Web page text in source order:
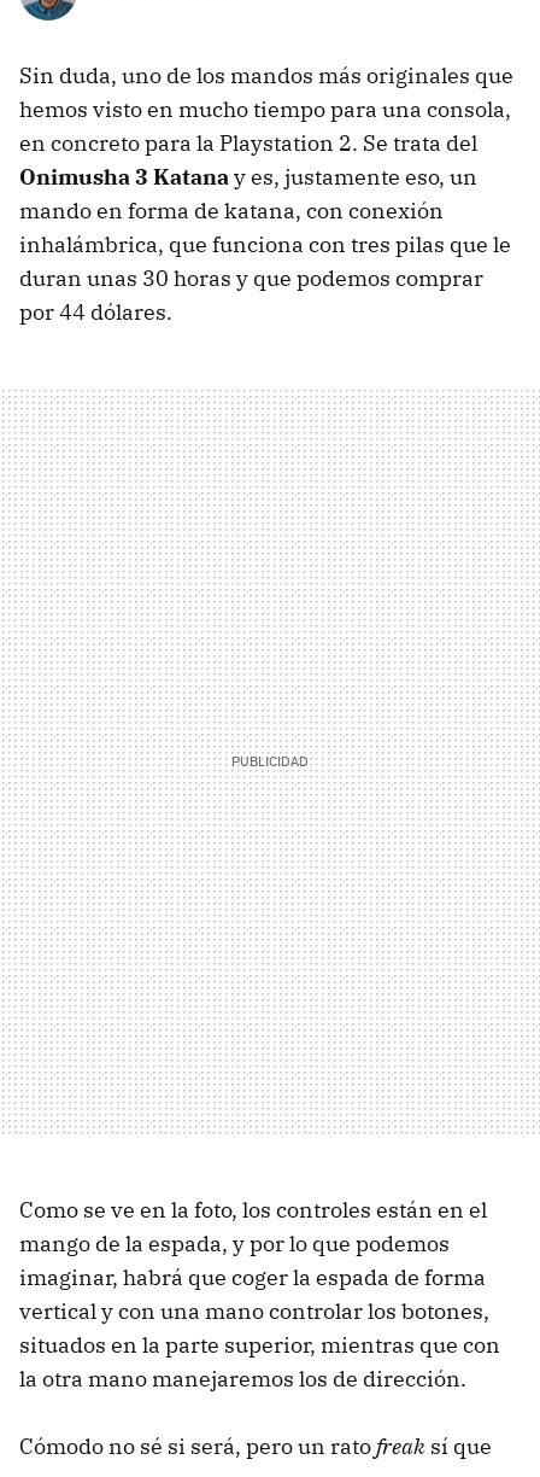
Sin duda, uno de los mandos más originales que
hemos visto en mucho tiempo para una consola,
en concreto para la Playstation 2. Se trata del
Onimusha 3 Katanay es, justamente eso, un
mando en forma de katana, con conexión
inhalámbrica, que funciona con tres pilas que le
duran unas 30 horas y que podemos comprar
por 44 dólares.
Como se ve en la foto, los controles están en el
mango de la espada, y por lo que podemos
imaginar, habrá que coger la espada de forma
vertical y con una mano controlar los botones,
situados en la parte superior, mientras que con
la otra mano manejaremos los de dirección.
Cómodo no sé si será, pero un ratofreak sí que